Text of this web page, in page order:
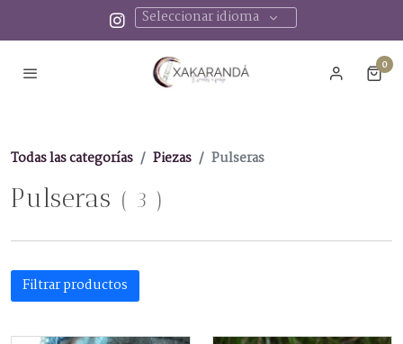
Seleccionar idioma
0
Todas las categorías Piezas Pulseras
Pulseras ( 3 )
Filtrar productos